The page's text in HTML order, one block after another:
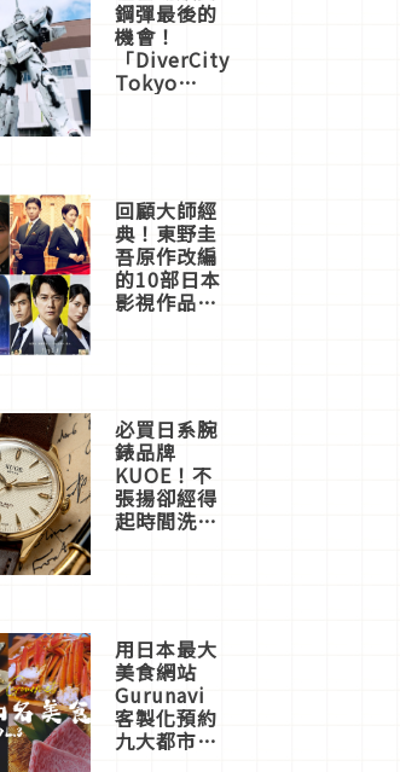
鋼彈最後的
機會！
「DiverCity
Tokyo
體驗
回顧大師經
典！東野圭
吾原作改編
的10部日本
影視作品推
必買日系腕
錶品牌
KUOE！不
張揚卻經得
起時間洗鍊
用日本最大
美食網站
Gurunavi
客製化預約
九大都市餐